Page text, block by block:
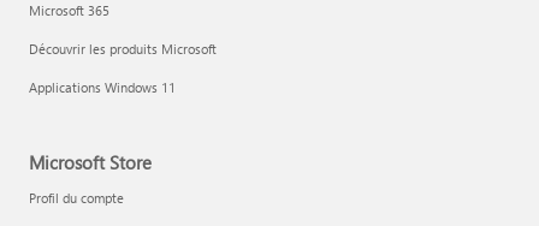
Microsoft 365
Découvrir les produits Microsoft
Applications Windows 11
Microsoft Store
Profil du compte